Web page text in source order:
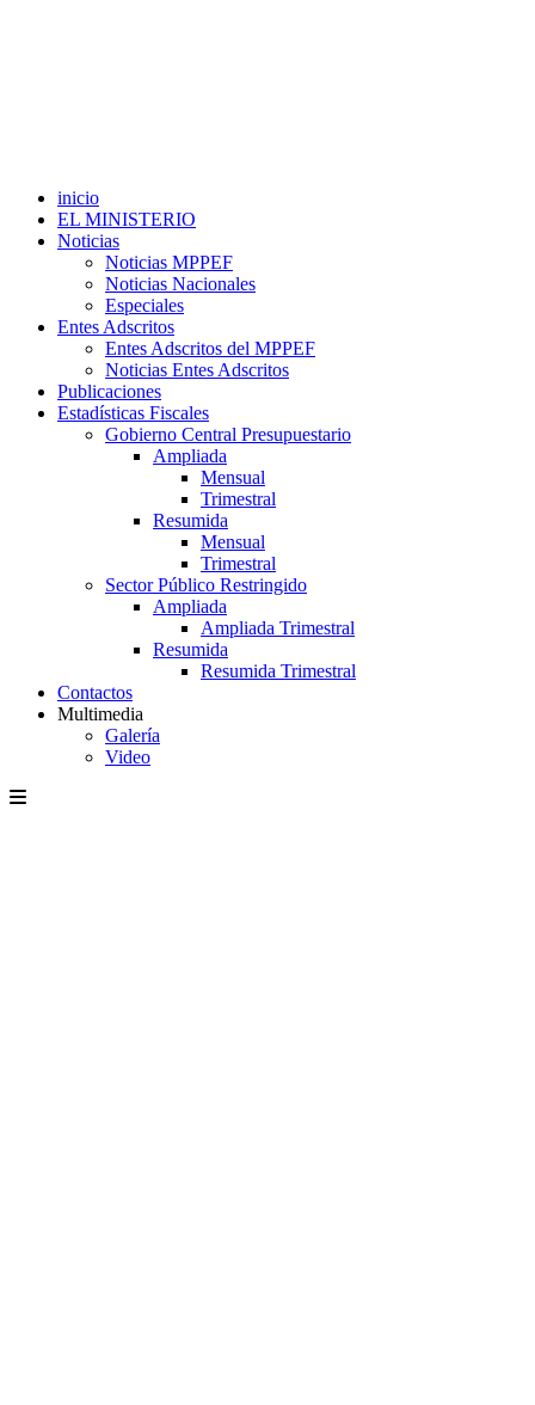
inicio
EL MINISTERIO
Noticias
Noticias MPPEF
Noticias Nacionales
Especiales
Entes Adscritos
Entes Adscritos del MPPEF
Noticias Entes Adscritos
Publicaciones
Estadísticas Fiscales
Gobierno Central Presupuestario
Ampliada
Mensual
Trimestral
Resumida
Mensual
Trimestral
Sector Público Restringido
Ampliada
Ampliada Trimestral
Resumida
Resumida Trimestral
Contactos
Multimedia
Galería
Video